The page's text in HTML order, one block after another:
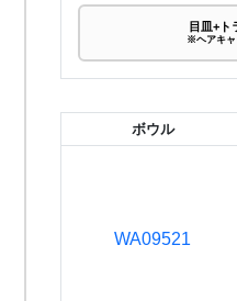
目皿+ト
※ヘアキャ
ボウル
WA09521